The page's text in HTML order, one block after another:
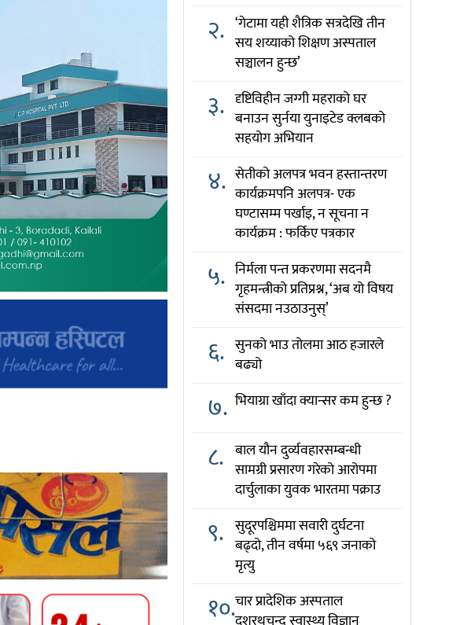
२. ‘गेटामा यही शैत्रिक सत्रदेखि तीन
सय शय्याको शिक्षण अस्पताल
सञ्चालन हुन्छ’
३. दृष्टिविहीन जग्गी महराको घर
बनाउन सुर्नया युनाइटेड क्लबको
सहयोग अभियान
४. सेतीको अलपत्र भवन हस्तान्तरण
कार्यक्रमपनि अलपत्र- एक
घण्टासम्म पर्खाइ, न सूचना न
कार्यक्रम : फर्किए पत्रकार
५. निर्मला पन्त प्रकरणमा सदनमै
गृहमन्त्रीको प्रतिप्रश्न, ‘अब यो विषय
संसदमा नउठाउनुस्’
६. सुनको भाउ तोलमा आठ हजारले
बढ्यो
७. भियाग्रा खाँदा क्यान्सर कम हुन्छ ?
८. बाल यौन दुर्व्यवहारसम्बन्धी
सामग्री प्रसारण गरेको आरोपमा
दार्चुलाका युवक भारतमा पक्राउ
९. सुदूरपश्चिममा सवारी दुर्घटना
बढ्दो, तीन वर्षमा ५६९ जनाको
मृत्यु
१०.चार प्रादेशिक अस्पताल